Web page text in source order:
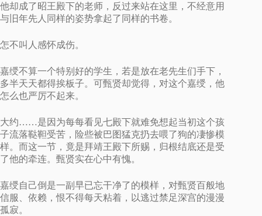
他却成了昭王殿下的老师，反过来站在这里，不经意用
与旧年先人同样的姿势拿起了同样的书卷。
怎不叫人感怀成伤。
嘉绶不算一个特别好的学生，若是放在老先生们手下，
多半天天都得挨板子。可甄贤却觉得，对这个嘉绶，他
怎么也严厉不起来。
大约……是因为每每看见七殿下就难免想起当初这个孩
子流落鞑靼受苦，险些被巴图猛克扔去喂了狗的凄惨模
样。而这一节，竟是拜靖王殿下所赐，归根结底还是受
了他的牵连。甄贤实在心中有愧。
嘉绶自己倒是一副早已忘干净了的模样，对甄贤百般地
信服、依赖，恨不得每天粘着，以逃过禁足深宫的漫漫
孤寂。